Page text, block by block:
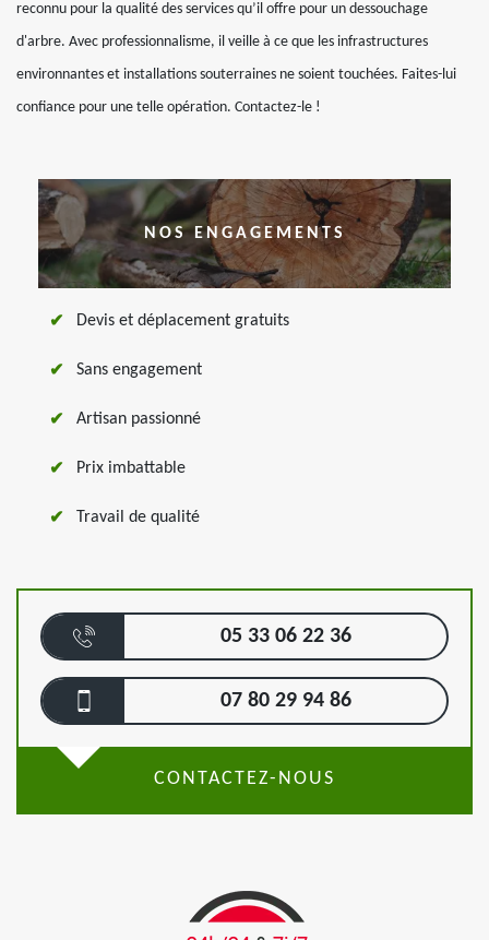
reconnu pour la qualité des services qu’il offre pour un dessouchage
d'arbre. Avec professionnalisme, il veille à ce que les infrastructures
environnantes et installations souterraines ne soient touchées. Faites-lui
confiance pour une telle opération. Contactez-le !
NOS ENGAGEMENTS
Devis et déplacement gratuits
Sans engagement
Artisan passionné
Prix imbattable
Travail de qualité
05 33 06 22 36
07 80 29 94 86
CONTACTEZ-NOUS